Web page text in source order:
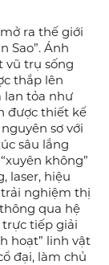
ra thế giới
Sao”. Ánh
vũ trụ sống
thắp lên
lan tỏa như
được thiết kế
sơ với
sâu lắng
không”
laser, hiệu
nghiệm thị
qua hệ
tiếp giải
hoạt” linh vật
đại, làm chủ